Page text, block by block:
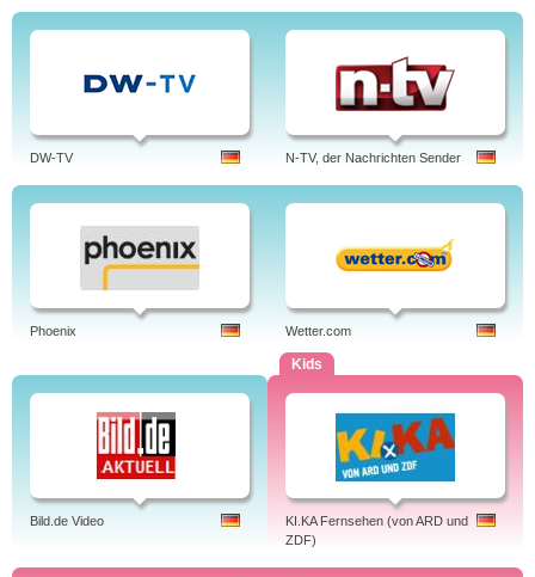
DW-TV N-TV, der Nachrichten Sender
Phoenix Wetter.com
Bild.de Video
Kids
KI.KA Fernsehen (von ARD und
ZDF)